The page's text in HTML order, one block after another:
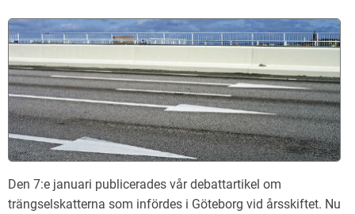
Den 7:e januari publicerades vår debattartikel om
trängselskatterna som infördes i Göteborg vid årsskiftet. Nu